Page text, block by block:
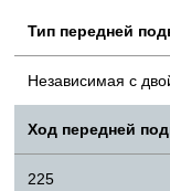
Тип передней
Независимая с
Ход передней
225